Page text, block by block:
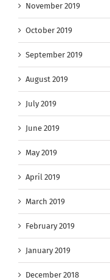
November 2019
October 2019
September 2019
August 2019
July 2019
June 2019
May 2019
April 2019
March 2019
February 2019
January 2019
December 2018